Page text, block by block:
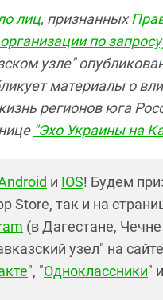
лиц, признанных
по
узле"
материалы о
регионов юга
"Эхо Украины на
и IOS! Будем
Store, так и на
(в Дагестане,
узел" на
", "Одноклассники" и